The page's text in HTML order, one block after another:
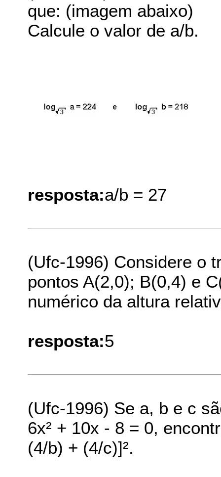
que: (imagem abaixo)
Calcule o valor de a/b.
resposta:a/b = 27
(Ufc-1996) Considere o
pontos A(2,0); B(0,4) e
numérico da altura
resposta:5
(Ufc-1996) Se a, b e c
6x² + 10x - 8 = 0,
(4/b) + (4/c)]².